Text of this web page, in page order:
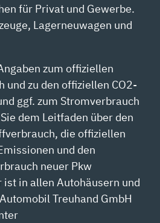
für Privat und Gewerbe.
Lagerneuwagen und
zum offiziellen
und zu den offiziellen CO2-
ggf. zum Stromverbrauch
dem Leitfaden über den
die offiziellen
und den
neuer Pkw
in allen Autohäusern und
Treuhand GmbH